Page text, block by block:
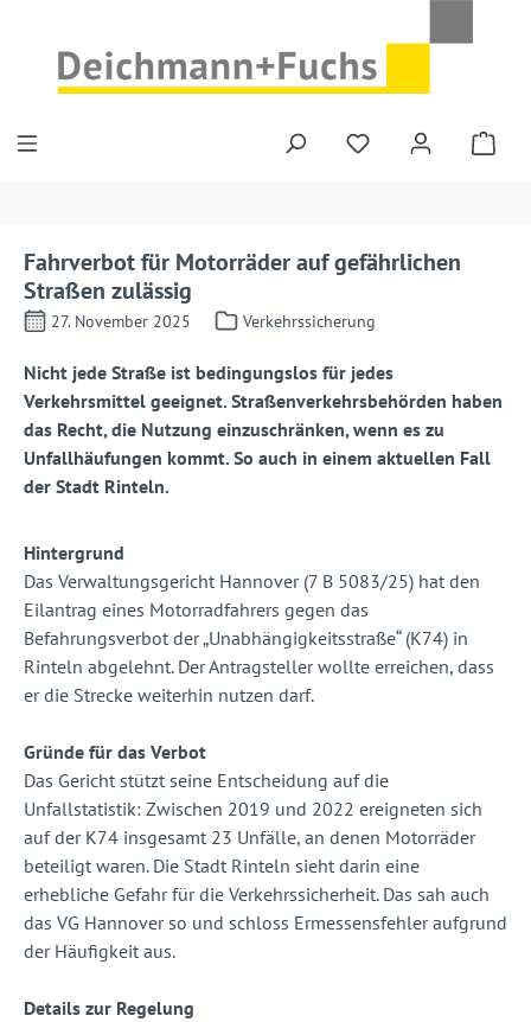
Fahrverbot für Motorräder auf gefährlichen
Straßen zulässig
27. November 2025 Verkehrssicherung
Nicht jede Straße ist bedingungslos für jedes
Verkehrsmittel geeignet. Straßenverkehrsbehörden haben
das Recht, die Nutzung einzuschränken, wenn es zu
Unfallhäufungen kommt. So auch in einem aktuellen Fall
der Stadt Rinteln.
Hintergrund
Das Verwaltungsgericht Hannover (7 B 5083/25) hat den
Eilantrag eines Motorradfahrers gegen das
Befahrungsverbot der „Unabhängigkeitsstraße“ (K74) in
Rinteln abgelehnt. Der Antragsteller wollte erreichen, dass
er die Strecke weiterhin nutzen darf.
Gründe für das Verbot
Das Gericht stützt seine Entscheidung auf die
Unfallstatistik: Zwischen 2019 und 2022 ereigneten sich
auf der K74 insgesamt 23 Unfälle, an denen Motorräder
beteiligt waren. Die Stadt Rinteln sieht darin eine
erhebliche Gefahr für die Verkehrssicherheit. Das sah auch
das VG Hannover so und schloss Ermessensfehler aufgrund
der Häufigkeit aus.
Details zur Regelung